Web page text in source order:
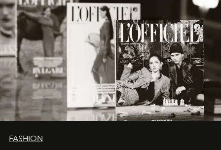
FASHION